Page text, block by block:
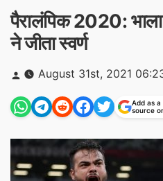
पैरालंपिक 2020:
ने जीता स्वर्ण
Posted
by
August 31st, 2021
Add as
source